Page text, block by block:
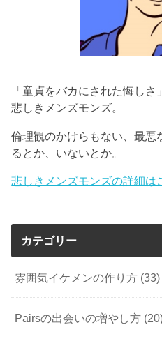
「童貞をバカにされた悔しさ
悲しきメンズモンズ。
倫理観のかけらもない、最悪
るとか、いないとか。
悲しきメンズモンズの詳細は
カテゴリー
雰囲気イケメンの作り方 (33)
Pairsの出会いの増やし方